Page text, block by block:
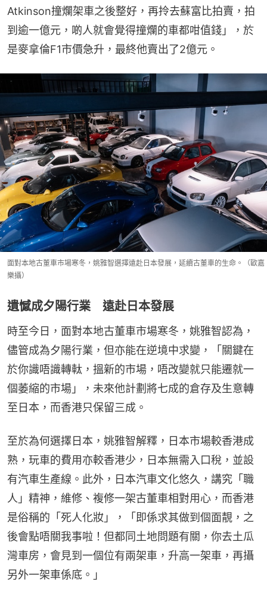
Atkinson撞爛架車之後整好，再拎去蘇富比拍賣，拍
到逾一億元，啲人就會覺得撞爛的車都咁值錢」，於
是麥拿倫F1市價急升，最終他賣出了2億元。
面對本地古董車市場寒冬，姚雅智選擇遠赴日本發展，延續古董車的生命。（歐嘉
樂攝）
遺憾成夕陽行業 遠赴日本發展
時至今日，面對本地古董車市場寒冬，姚雅智認為，
儘管成為夕陽行業，但亦能在逆境中求變，「關鍵在
於你識唔識轉軚，搵新的市場，唔改變就只能遷就一
個萎縮的市場」，未來他計劃將七成的倉存及生意轉
至日本，而香港只保留三成。
至於為何選擇日本，姚雅智解釋，日本市場較香港成
熟，玩車的費用亦較香港少，日本無需入口稅，並設
有汽車生產線。此外，日本汽車文化悠久，講究「職
人」精神，維修、複修一架古董車相對用心，而香港
是俗稱的「死人化妝」，「即係求其做到個面靚，之
後會點唔關我事啦！但都同土地問題有關，你去土瓜
灣車房，會見到一個位有兩架車，升高一架車，再攝
另外一架車係底。」